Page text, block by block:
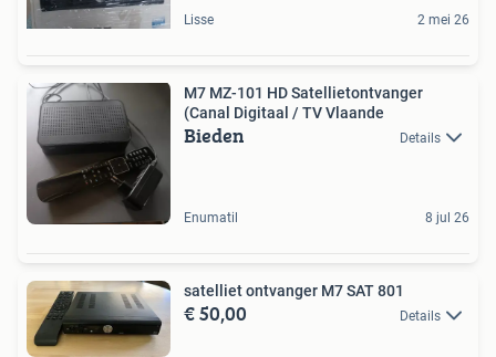
Lisse 2 mei 26
M7 MZ-101 HD Satellietontvanger
(Canal Digitaal / TV Vlaande
Bieden Details
Enumatil 8 jul 26
satelliet ontvanger M7 SAT 801
€ 50,00 Details